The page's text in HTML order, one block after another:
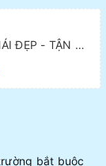
GỢI Ý NHỮNG MÓN QUÀ Ý NGHĨA CHO PHÁI ĐẸP - TẬN HƯỞNG CHUYẾN DU LỊCH TUYỆT VỜI!
bắt buộc